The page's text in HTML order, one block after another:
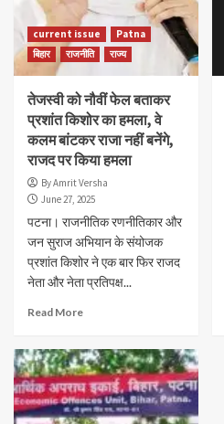
current issue
Patna
बिहार
राजनीति राज्य
तेजस्वी को नौवीं फेल बताकर
प्रशांत किशोर का हमला, वे
कलम बांटकर राजा नहीं बनेंगे,
राजद पर किया हमला
By Amrit Versha
June 27, 2025
पटना। राजनीतिक रणनीतिकार और
जन सुराज अभियान के संयोजक
प्रशांत किशोर ने एक बार फिर राजद
नेता और नेता प्रतिपक्ष...
Read More